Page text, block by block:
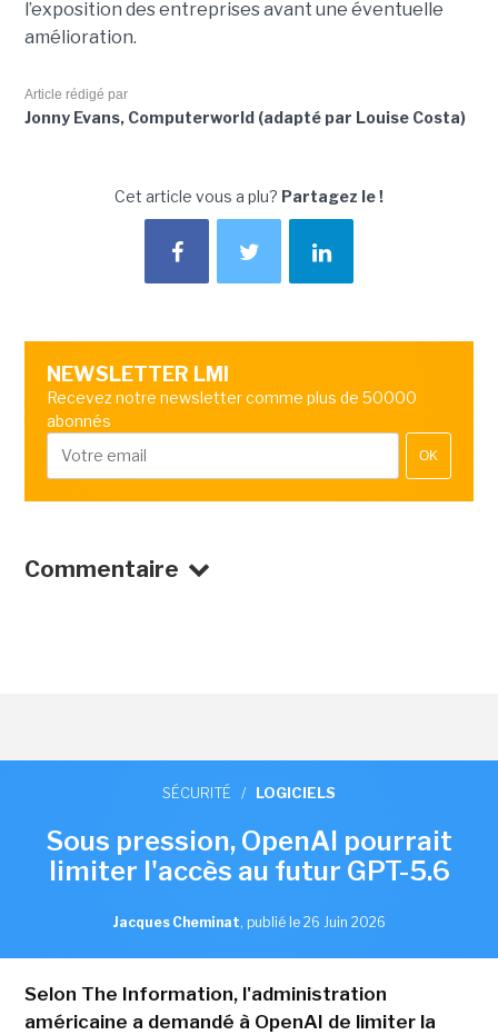
l’exposition des entreprises avant une éventuelle
amélioration.
Article rédigé par
Jonny Evans, Computerworld (adapté par Louise Costa)
Cet article vous a plu? Partagez le !
NEWSLETTER LMI
Recevez notre newsletter comme plus de 50000
abonnés
OK
Commentaire
SÉCURITÉ / LOGICIELS
Sous pression, OpenAI pourrait
limiter l'accès au futur GPT-5.6
Jacques Cheminat, publié le 26 Juin 2026
Selon The Information, l'administration
américaine a demandé à OpenAI de limiter la